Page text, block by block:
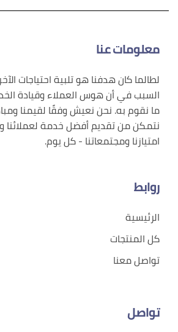
معلومات عنا
لطالما كان هدفنا هو تلبية احتياجات
السبب في أن هوس العملاء وقيادة
ما نقوم به. نحن نعيش وفقًا لقيمنا
نتمكن من تقديم أفضل خدمة لعملائنا
امتيازنا ومجتمعاتنا - كل يوم.
روابط
الرئيسية
كل المنتجات
تواصل معنا
تواصل